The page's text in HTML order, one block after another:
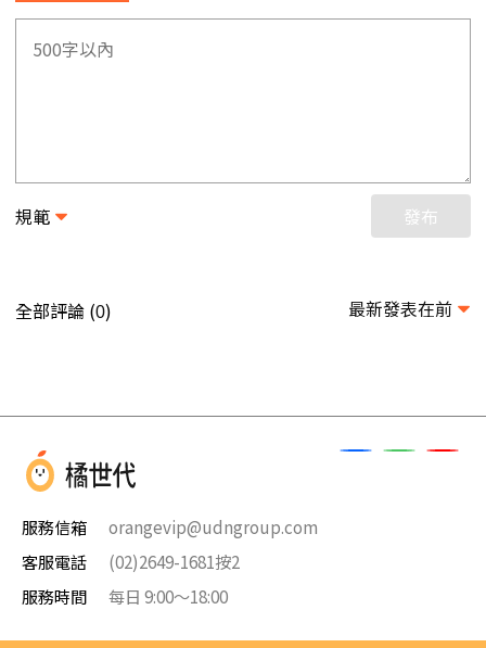
規範 發布
全部評論 (0) 最新發表在前
服務信箱
orangevip@udngroup.com
客服電話
(02)2649-1681按2
服務時間
每日 9:00～18:00